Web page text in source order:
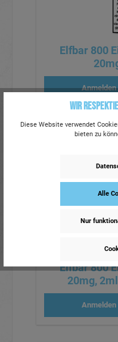
Elfbar 800
Anmelden
297 auf Lager
Elfbar 800
20mg,
Anmelden
Wir
Diese Website verwendet
bieten zu
Alle
Nur